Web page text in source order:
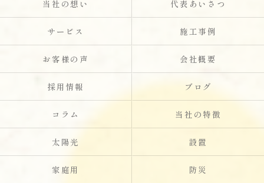
当社の想い 代表あいさつ
サービス 施工事例
お客様の声 会社概要
採用情報 ブログ
コラム 当社の特徴
太陽光 設置
家庭用 防災